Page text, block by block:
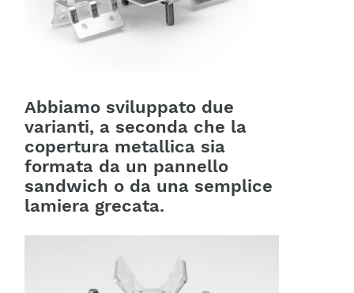
Abbiamo sviluppato due
varianti, a seconda che la
copertura metallica sia
formata da un pannello
sandwich o da una semplice
lamiera grecata.